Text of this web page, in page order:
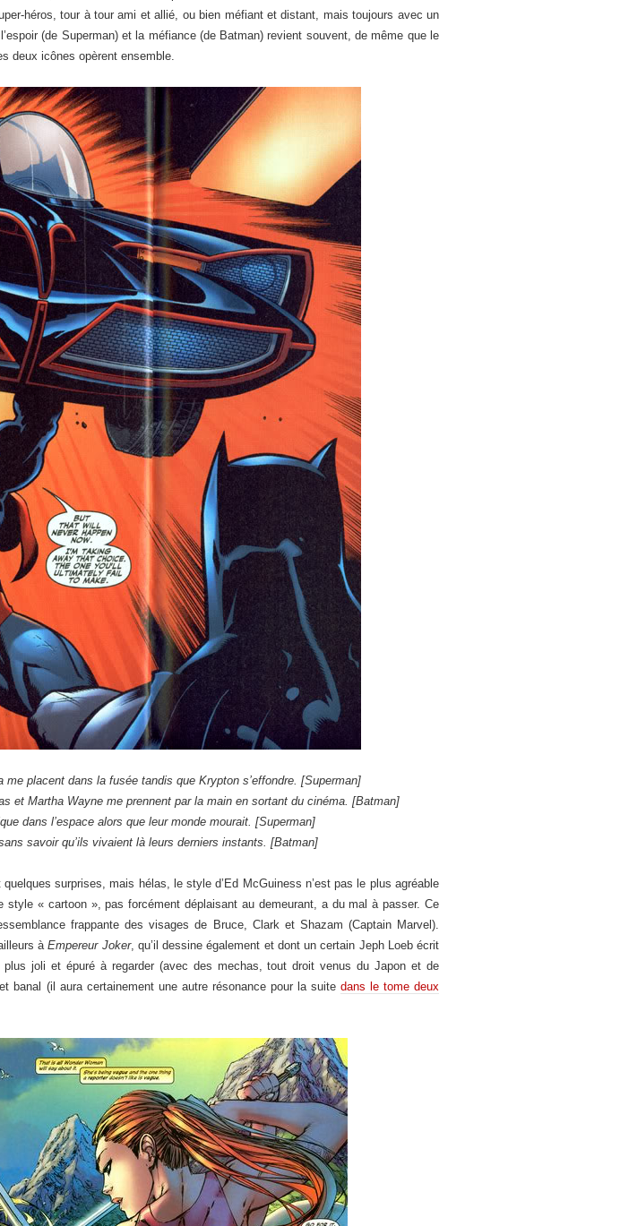
héros, tour à tour ami et allié, ou bien méfiant et distant, mais toujours avec un
(de Superman) et la méfiance (de Batman) revient souvent, de même que le
deux icônes opèrent ensemble.
placent dans la fusée tandis que Krypton s’effondre. [Superman]
et Martha Wayne me prennent par la main en sortant du cinéma. [Batman]
dans l’espace alors que leur monde mourait. [Superman]
savoir qu’ils vivaient là leurs derniers instants. [Batman]
surprises, mais hélas, le style d’Ed McGuiness n’est pas le plus agréable
« cartoon », pas forcément déplaisant au demeurant, a du mal à passer. Ce
frappante des visages de Bruce, Clark et Shazam (Captain Marvel).
àEmpereur Joker, qu’il dessine également et dont un certain Jeph Loeb écrit
plus joli et épuré à regarder (avec des mechas, tout droit venus du Japon et de
banal (il aura certainement une autre résonance pour la suite dans le tome deux